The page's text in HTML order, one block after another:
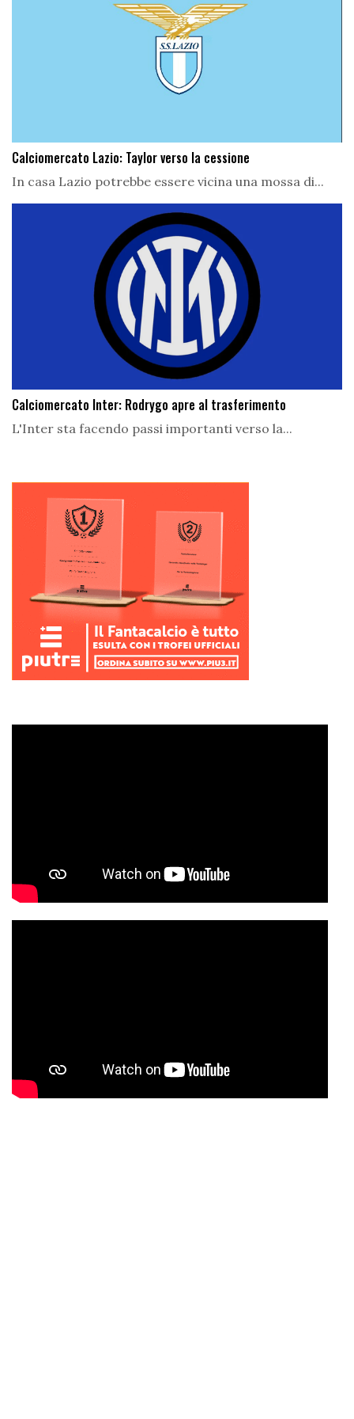
Calciomercato Lazio: Taylor verso la cessione
In casa Lazio potrebbe essere vicina una mossa di...
Calciomercato Inter: Rodrygo apre al trasferimento
L'Inter sta facendo passi importanti verso la...